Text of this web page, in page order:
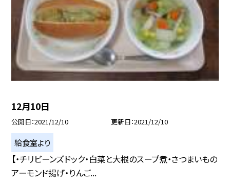
12月10日
公開日 2021/12/10 更新日 2021/12/10
給食室より
【・チリビーンズドック・白菜と大根のスープ煮・さつまいもの
アーモンド揚げ・りんご...